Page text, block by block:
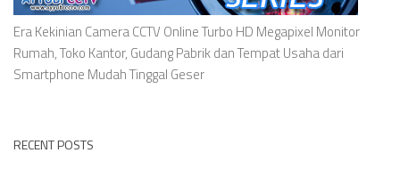
Era Kekinian Camera CCTV Online Turbo HD Megapixel Monitor
Rumah, Toko Kantor, Gudang Pabrik dan Tempat Usaha dari
Smartphone Mudah Tinggal Geser
RECENT POSTS